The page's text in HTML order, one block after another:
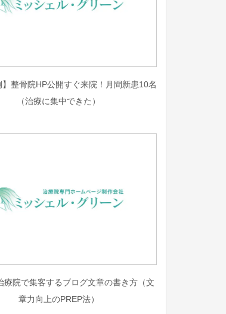
】整骨院HP公開すぐ来院！月間新患10名
（治療に集中できた）
療院で集客するブログ文章の書き方（文
章力向上のPREP法）